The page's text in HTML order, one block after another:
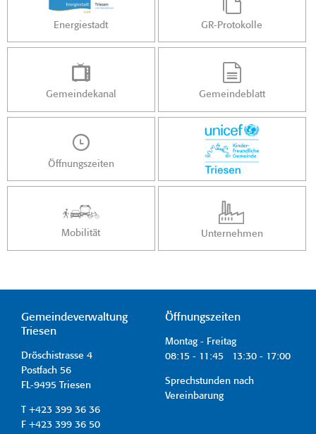
Energiestadt GR-Protokolle
Gemeindekanal Gemeindeblatt
Öffnungszeiten
Mobilität Unternehmen
Gemeindeverwaltung
Triesen
Dröschistrasse 4
Postfach 56
FL-9495 Triesen
T +423 399 36 36
F +423 399 36 50
Öffnungszeiten
Montag - Freitag
08:15 - 11:45 13:30 - 17:00
Sprechstunden nach
Vereinbarung